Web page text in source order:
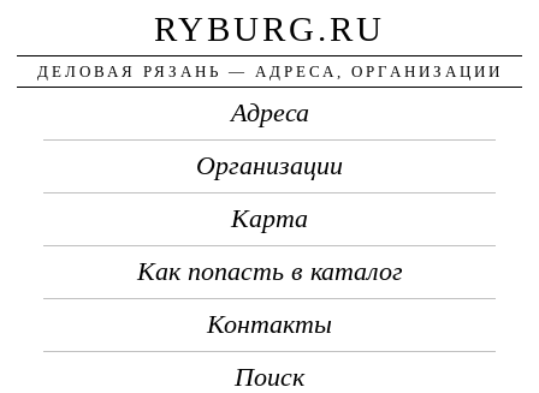
RYBURG.RU
ДЕЛОВАЯ РЯЗАНЬ — АДРЕСА, ОРГАНИЗАЦИИ
Адреса
Организации
Карта
Как попасть в каталог
Контакты
Поиск